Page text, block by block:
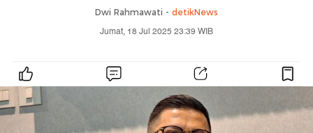
Dwi Rahmawati - detikNews
Jumat, 18 Jul 2025 23:39 WIB